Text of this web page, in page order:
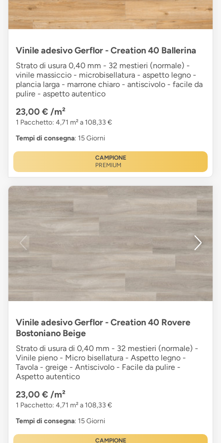
Vinile adesivo Gerflor - Creation 40 Ballerina
Strato di usura 0,40 mm - 32 mestieri (normale) -
vinile massiccio - microbisellatura - aspetto legno -
plancia larga - marrone chiaro - antiscivolo - facile da
pulire - aspetto autentico
23,00 € /m²
1 Pacchetto: 4,71 m² a 108,33 €
Tempi di consegna: 15 Giorni
CAMPIONE
PREMIUM
Vinile adesivo Gerflor - Creation 40 Rovere
Bostoniano Beige
Strato di usura di 0,40 mm - 32 mestieri (normale) -
Vinile pieno - Micro bisellatura - Aspetto legno -
Tavola - greige - Antiscivolo - Facile da pulire -
Aspetto autentico
23,00 € /m²
1 Pacchetto: 4,71 m² a 108,33 €
Tempi di consegna: 15 Giorni
CAMPIONE